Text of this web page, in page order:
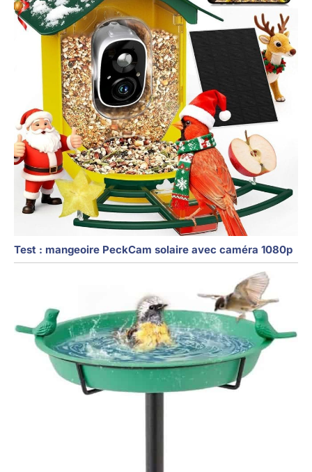
Test : mangeoire PeckCam solaire avec caméra 1080p